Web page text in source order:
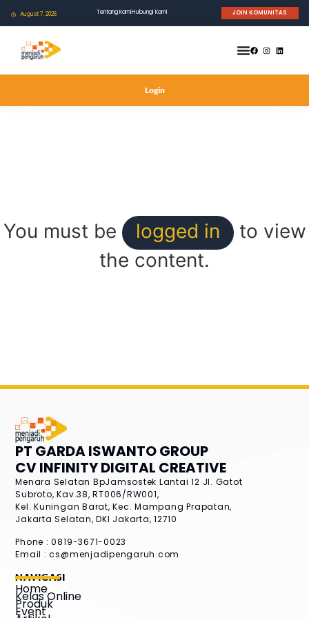
August 7, 2026 Tentang KamiHubungi Kami JOIN KOMUNITAS
Login
You must be logged in
to view
the content.
PT GARDA ISWANTO GROUP
CV INFINITY DIGITAL CREATIVE
Menara Selatan BpJamsostek Lantai 12 Jl. Gatot
Subroto, Kav.38, RT006/RW001,
Kel. Kuningan Barat, Kec. Mampang Prapatan,
Jakarta Selatan, DKI Jakarta, 12710
Phone : 0819-3671-0023
Email :cs@menjadipengaruh.com
NAVIGASI
Home
Kelas Online
Produk
Event